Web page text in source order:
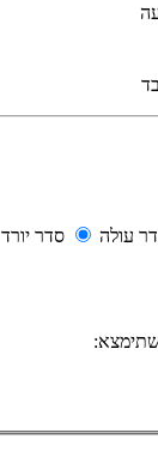
עולה
סדר יורד